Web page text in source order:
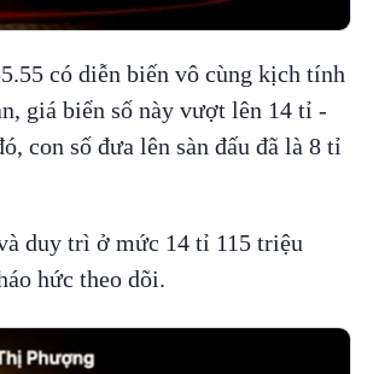
có diễn biến vô cùng kịch tính
giá biển số này vượt lên 14 tỉ -
con số đưa lên sàn đấu đã là 8 tỉ
duy trì ở mức 14 tỉ 115 triệu
hức theo dõi.